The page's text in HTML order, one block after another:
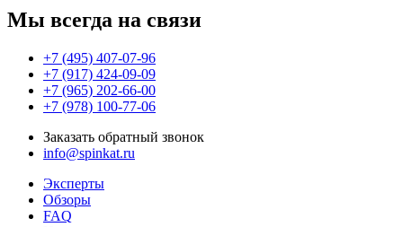
Мы всегда на связи
+7 (495) 407-07-96
+7 (917) 424-09-09
+7 (965) 202-66-00
+7 (978) 100-77-06
Заказать обратный звонок
info@spinkat.ru
Эксперты
Обзоры
FAQ